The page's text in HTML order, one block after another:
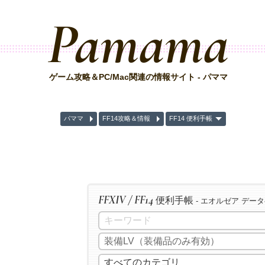
Pamama
ゲーム攻略＆PC/Mac関連の情報サイト - パママ
パママ FF14攻略＆情報 FF14 便利手帳
FFXIV / FF14 便利手帳 - エオルゼア デー